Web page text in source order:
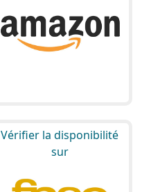
Vérifier la disponibilité
sur